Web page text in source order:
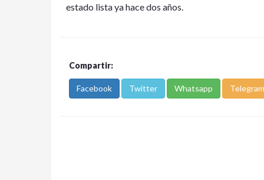
estado lista ya hace dos años.
Compartir:
Facebook Twitter Whatsapp Telegram